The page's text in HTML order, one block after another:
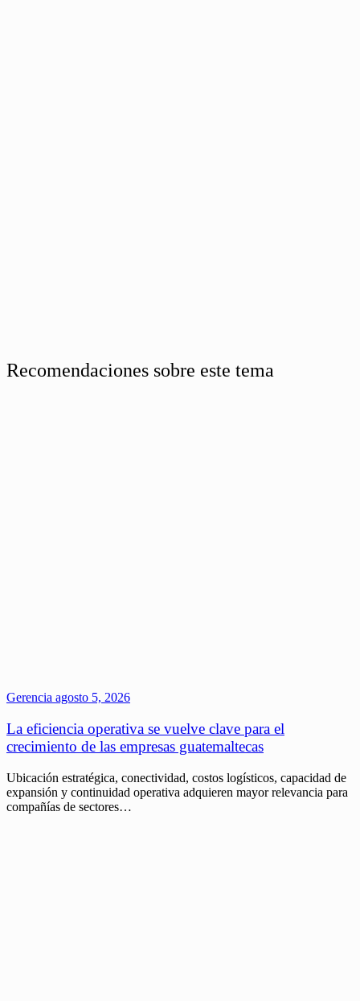
Recomendaciones sobre este tema
Gerencia agosto 5, 2026
La eficiencia operativa se vuelve clave para el
crecimiento de las empresas guatemaltecas
Ubicación estratégica, conectividad, costos logísticos, capacidad de
expansión y continuidad operativa adquieren mayor relevancia para
compañías de sectores…